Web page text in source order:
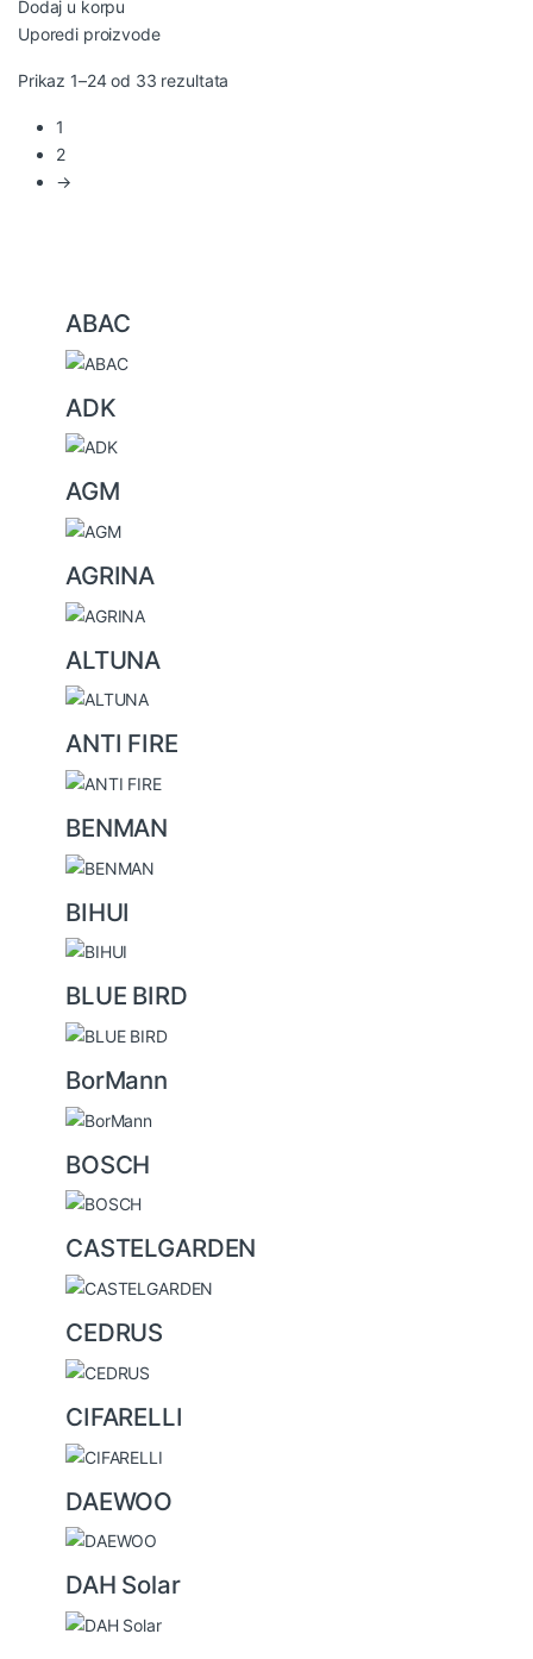
Dodaj u korpu
Uporedi proizvode
Prikaz 1–24 od 33 rezultata
1
2
→
ABAC
ADK
AGM
AGRINA
ALTUNA
ANTI FIRE
BENMAN
BIHUI
BLUE BIRD
BorMann
BOSCH
CASTELGARDEN
CEDRUS
CIFARELLI
DAEWOO
DAH Solar